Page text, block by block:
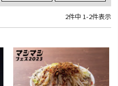
2件中 1-2件表示